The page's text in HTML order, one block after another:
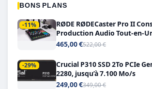
BONS PLANS
-11%
RØDE RØDECaster Pro II
Production Audio Tout-en-
Double USB-C
465,00 €522,00 €
-29%
Crucial P310 SSD 2To PCIe
2280, jusqu’à 7.100 Mo/s
249,00 €349,00 €